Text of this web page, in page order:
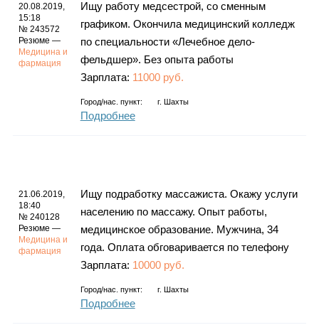
20.08.2019,
15:18
№ 243572
Резюме —
Медицина и
фармация
Ищу работу медсестрой, со сменным
графиком. Окончила медицинский колледж
по специальности «Лечебное дело-
фельдшер». Без опыта работы
Зарплата: 11000 руб.
Город/нас. пункт: г. Шахты
Подробнее
21.06.2019,
18:40
№ 240128
Резюме —
Медицина и
фармация
Ищу подработку массажиста. Окажу услуги
населению по массажу. Опыт работы,
медицинское образование. Мужчина, 34
года. Оплата обговаривается по телефону
Зарплата: 10000 руб.
Город/нас. пункт: г. Шахты
Подробнее